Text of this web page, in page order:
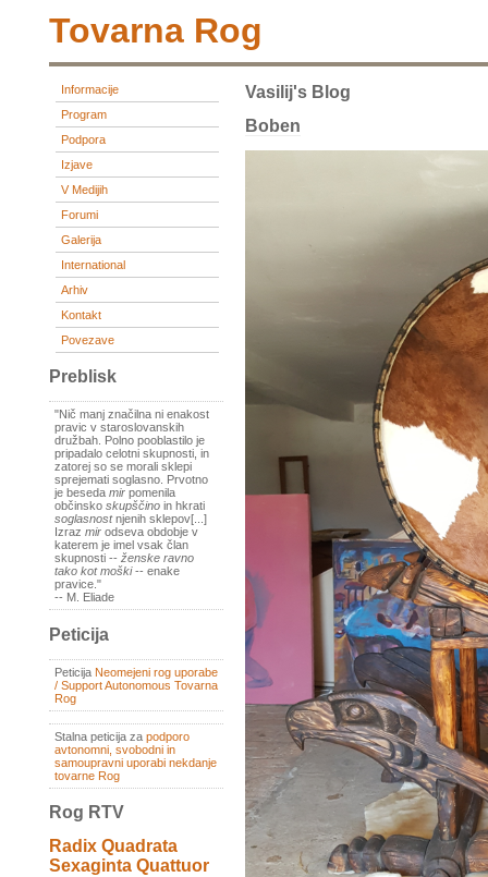
Tovarna Rog
Informacije
Program
Podpora
Izjave
V Medijih
Forumi
Galerija
International
Arhiv
Kontakt
Povezave
Preblisk
"Nič manj značilna ni enakost
pravic v staroslovanskih
družbah. Polno pooblastilo je
pripadalo celotni skupnosti, in
zatorej so se morali sklepi
sprejemati soglasno. Prvotno
je beseda mir pomenila
občinsko skupščino in hkrati
soglasnostnjenih sklepov[...]
Izraz mir odseva obdobje v
katerem je imel vsak član
skupnosti -- ženske ravno
tako kot moški-- enake
pravice."
-- M. Eliade
Peticija
Peticija Neomejeni rog uporabe
/ Support Autonomous Tovarna
Rog
Stalna peticija za podporo
avtonomni, svobodni in
samoupravni uporabi nekdanje
tovarne Rog
Rog RTV
Radix Quadrata
Sexaginta Quattuor
Vasilij's Blog
Boben